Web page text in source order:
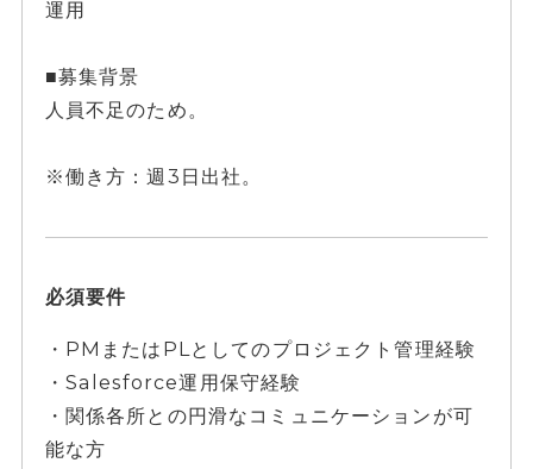
運用
■募集背景
人員不足のため。
※働き方：週3日出社。
必須要件
・PMまたはPLとしてのプロジェクト管理経験
・Salesforce運用保守経験
・関係各所との円滑なコミュニケーションが可
能な方